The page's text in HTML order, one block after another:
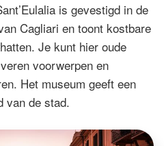
is gevestigd in de
Cagliari en toont kostbare
Je kunt hier oude
voorwerpen en
Het museum geeft een
van de stad.